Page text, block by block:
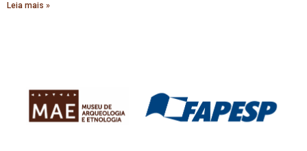
Leia mais »